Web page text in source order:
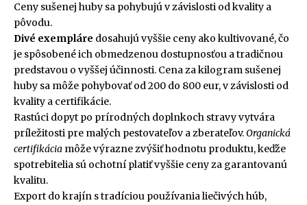
Ceny sušenej huby sa pohybujú v závislosti od kvality a
pôvodu.
Divé exempláre dosahujú vyššie ceny ako kultivované, čo
je spôsobené ich obmedzenou dostupnosťou a tradičnou
predstavou o vyššej účinnosti. Cena za kilogram sušenej
huby sa môže pohybovať od 200 do 800 eur, v závislosti od
kvality a certifikácie.
Rastúci dopyt po prírodných doplnkoch stravy vytvára
príležitosti pre malých pestovateľov a zberateľov.Organická
certifikácia môže výrazne zvýšiť hodnotu produktu, keďže
spotrebitelia sú ochotní platiť vyššie ceny za garantovanú
kvalitu.
Export do krajín s tradíciou používania liečivých húb,